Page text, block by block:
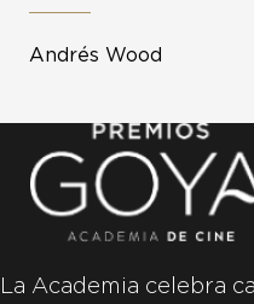
Andrés Wood
La Academia celebra